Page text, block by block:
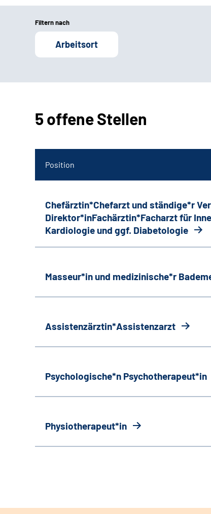
Filtern nach
Arbeitsort
5 offene Stellen
Position
Chefärztin*Chefarzt und ständige*r
Direktor*inFachärztin*Facharzt für
Kardiologie und ggf. Diabetologie
Masseur*in und medizinische*r
Assistenzärztin*Assistenzarzt
Psychologische*n Psychotherapeut*in
Physiotherapeut*in